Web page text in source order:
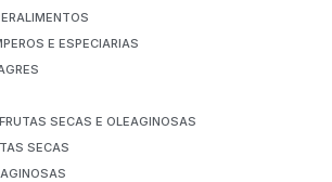
E ESPECIARIAS
SECAS E OLEAGINOSAS
SECAS